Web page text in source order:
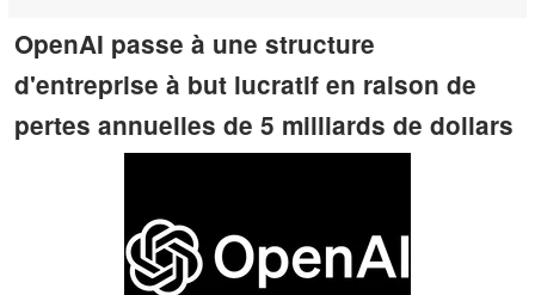
OpenAI passe à une structure
d'entreprise à but lucratif en raison de
pertes annuelles de 5 milliards de dollars